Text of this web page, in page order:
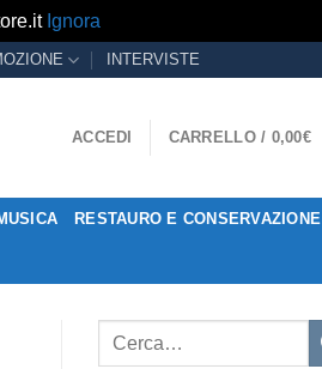
Ignora
INTERVISTE
ACCEDI CARRELLO / 0,00€
RESTAURO E CONSERVAZIONE